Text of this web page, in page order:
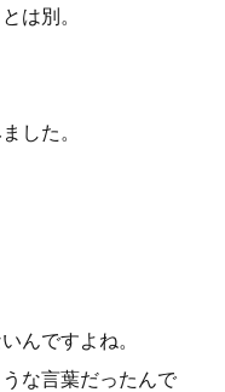
は別。
した。
んですよね。
な言葉だったんで